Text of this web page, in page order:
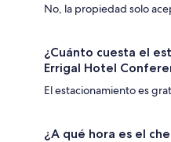
No, la propiedad solo
¿Cuánto cuesta el
Errigal Hotel
El estacionamiento es
¿A qué hora es el